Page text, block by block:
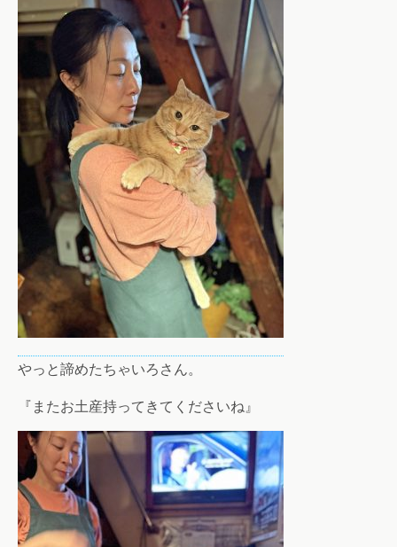
やっと諦めたちゃいろさん。
『またお土産持ってきてくださいね』